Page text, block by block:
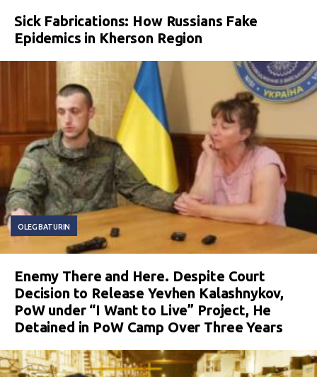
Sick Fabrications: How Russians Fake
Epidemics in Kherson Region
OLEG BATURIN
Enemy There and Here. Despite Court
Decision to Release Yevhen Kalashnykov,
PoW under “I Want to Live” Project, He
Detained in PoW Camp Over Three Years